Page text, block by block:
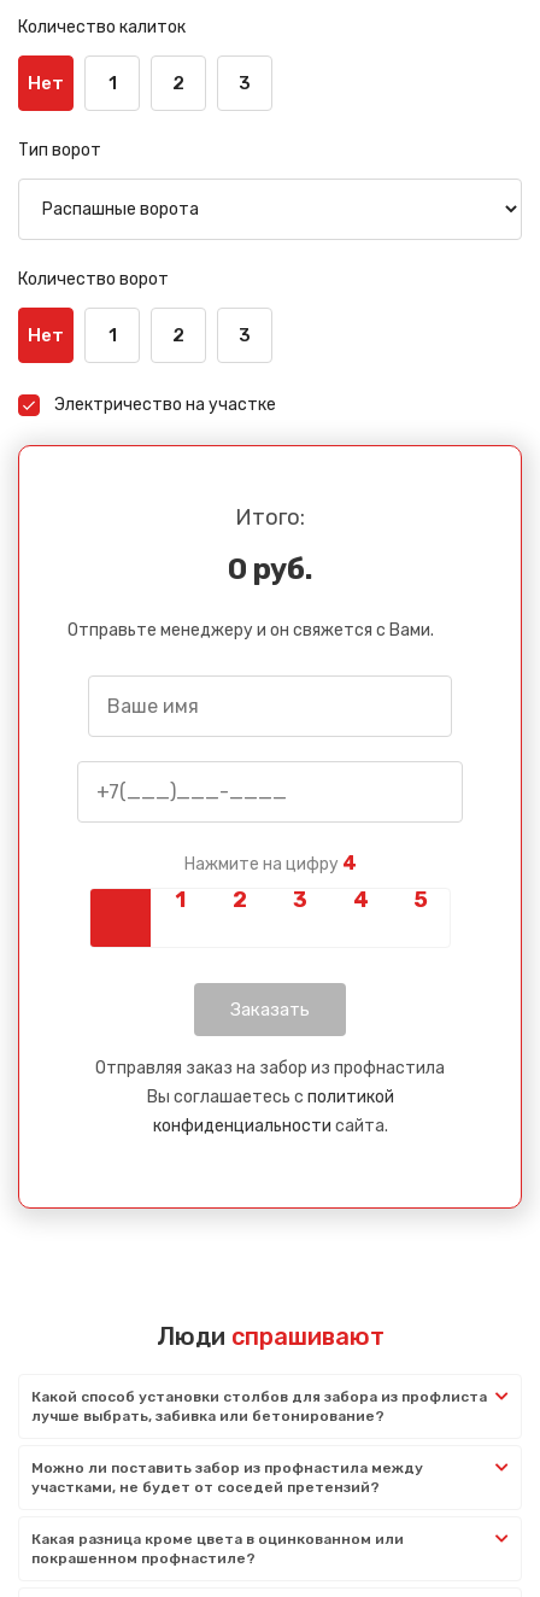
Количество калиток
Нет 1 2 3
Тип ворот
Количество ворот
Нет 1 2 3
Электричество на участке
Итого:
0 руб.
Отправьте менеджеру и он свяжется с Вами.
Нажмите на цифру 4
Отправляя заказ на забор из профнастила
Вы соглашаетесь с политикой
конфиденциальности сайта.
Люди спрашивают
Какой способ установки столбов для забора из профлиста
лучше выбрать, забивка или бетонирование?
Можно ли поставить забор из профнастила между
участками, не будет от соседей претензий?
Какая разница кроме цвета в оцинкованном или
покрашенном профнастиле?